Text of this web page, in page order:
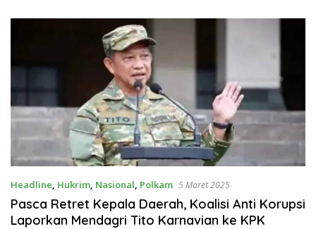
Headline, Hukrim, Nasional, Polkam 5 Maret 2025
Pasca Retret Kepala Daerah, Koalisi Anti Korupsi
Laporkan Mendagri Tito Karnavian ke KPK